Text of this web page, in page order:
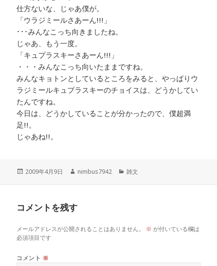
仕方ないな、じゃあ僕が。
「ウラジミールさあーん!!!」
･･･みんなこっち向きましたね。
じゃあ、もう一度。
「キュプラスキーさあーん!!!」
・・・みんなこっち向いたままですね。
みんなキョトンとしているところをみると、やっぱりウ
ラジミールキュプラスキーのチョイスは、どうかしてい
たんですね。
今日は、どうかしていることが分かったので、僕超満
足!!。
じゃあね!!。
投
2009年4月9日
作
nimbus7942
カ
雑文
コメントを残す
メールアドレスが公開されることはありません。 ※ が付いている欄は
必須項目です
コメント ※